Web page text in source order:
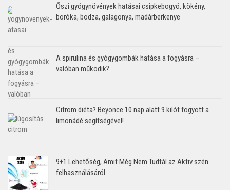
Őszi gyógynövények hatásai csipkebogyó, kökény,
boróka, bodza, galagonya, madárberkenye
A spirulina és gyógygombák hatása a fogyásra –
valóban működik?
Citrom diéta? Beyonce 10 nap alatt 9 kilót fogyott a
limonádé segítségével!
9+1 Lehetőség, Amit Még Nem Tudtál az Aktiv szén
felhasználásáról